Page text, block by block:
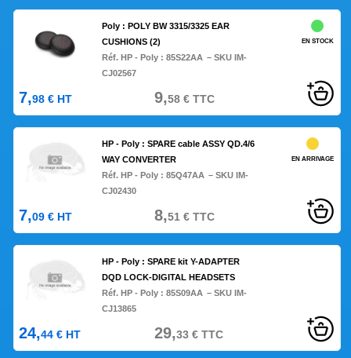
Poly : POLY BW 3315/3325 EAR
CUSHIONS (2)
Réf. HP - Poly :85S22AA – SKU IM-
CJ02567
EN STOCK
7,98 € HT 9,58€TTC
HP - Poly : SPARE cable ASSY QD.4/6
WAY CONVERTER
Réf. HP - Poly :85Q47AA – SKU IM-
CJ02430
EN ARRIVAGE
7,09 € HT 8,51 €TTC
HP - Poly : SPARE kit Y-ADAPTER
DQD LOCK-DIGITAL HEADSETS
Réf. HP - Poly :85S09AA – SKU IM-
CJ13865
24,44 € HT 29,33€TTC